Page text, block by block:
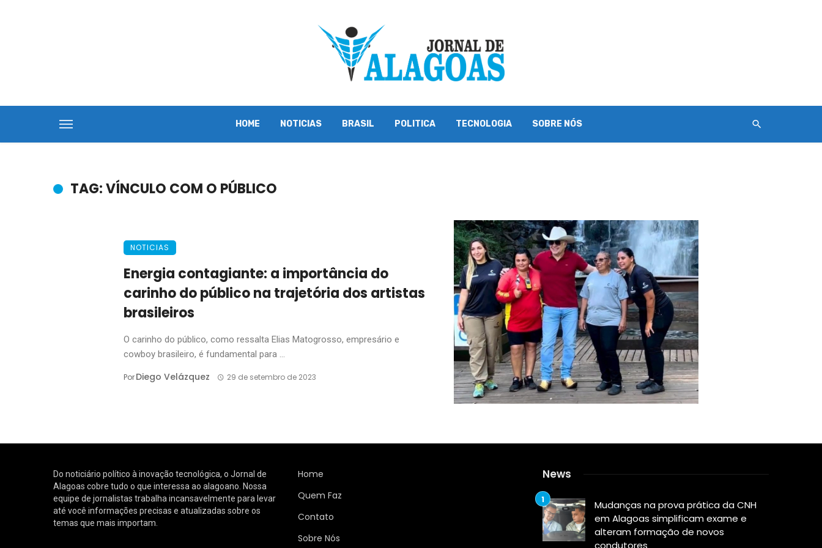
HOME NOTICIAS BRASIL POLITICA TECNOLOGIA SOBRE NÓS
TAG: VÍNCULO COM O PÚBLICO
NOTICIAS
Energia contagiante: a importância do
carinho do público na trajetória dos artistas
brasileiros
O carinho do público, como ressalta Elias Matogrosso, empresário e
cowboy brasileiro, é fundamental para ...
PorDiego Velázquez 29 de setembro de 2023
Do noticiário político à inovação tecnológica, o Jornal de
Alagoas cobre tudo o que interessa ao alagoano. Nossa
equipe de jornalistas trabalha incansavelmente para levar
até você informações precisas e atualizadas sobre os
temas que mais importam.
Home
Quem Faz
Contato
Sobre Nós
News
Mudanças na prova prática da CNH
em Alagoas simplificam exame e
alteram formação de novos
condutores